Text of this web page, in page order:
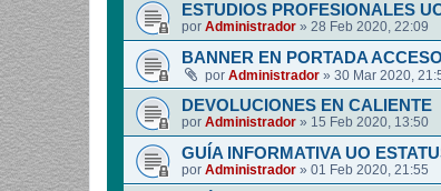
ESTUDIOS PROFESIONALES
por Administrador » 28 Feb 2020, 22:09
BANNER EN PORTADA
por Administrador » 30 Mar 2020,
DEVOLUCIONES EN CALIENTE
por Administrador » 15 Feb 2020, 13:50
GUÍA INFORMATIVA UO
por Administrador » 01 Feb 2020, 21:55